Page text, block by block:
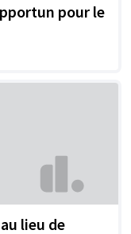
pour le
lieu de